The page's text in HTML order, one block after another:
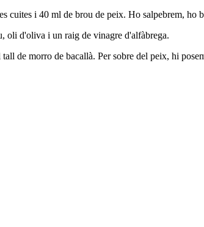
cuites i 40 ml de brou de peix. Ho salpebrem, ho
oli d'oliva i un raig de vinagre d'alfàbrega.
de morro de bacallà. Per sobre del peix, hi